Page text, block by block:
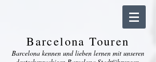
Barcelona Touren
Barcelona kennen und lieben lernen mit unseren